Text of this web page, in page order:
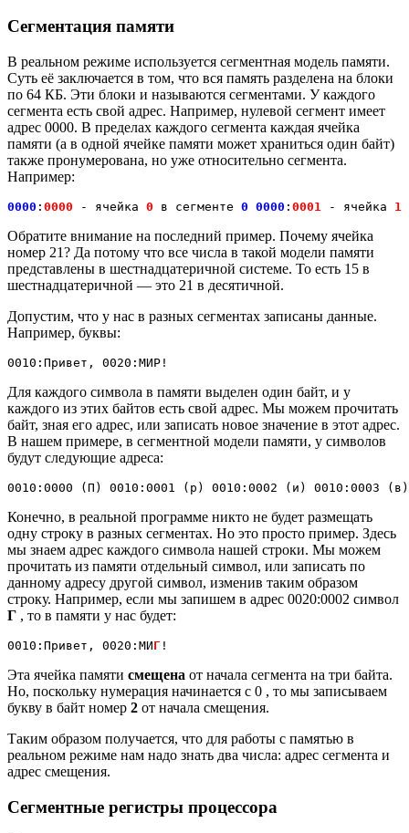
Сегментация памяти
В реальном режиме используется сегментная модель памяти.
Суть её заключается в том, что вся память разделена на блоки
по 64 КБ. Эти блоки и называются сегментами. У каждого
сегмента есть свой адрес. Например, нулевой сегмент имеет
адрес 0000. В пределах каждого сегмента каждая ячейка
памяти (а в одной ячейке памяти может храниться один байт)
также пронумерована, но уже относительно сегмента.
Например:
0000 : 0000 - ячейка 0 в сегменте 0 0000 : 0001 - ячейка 1
Обратите внимание на последний пример. Почему ячейка
номер 21? Да потому что все числа в такой модели памяти
представлены в шестнадцатеричной системе. То есть 15 в
шестнадцатеричной — это 21 в десятичной.
Допустим, что у нас в разных сегментах записаны данные.
Например, буквы:
0010:Привет, 0020:МИР!
Для каждого символа в памяти выделен один байт, и у
каждого из этих байтов есть свой адрес. Мы можем прочитать
байт, зная его адрес, или записать новое значение в этот адрес.
В нашем примере, в сегментной модели памяти, у символов
будут следующие адреса:
0010:0000 (П) 0010:0001 (р) 0010:0002 (и) 0010:0003
Конечно, в реальной программе никто не будет размещать
одну строку в разных сегментах. Но это просто пример. Здесь
мы знаем адрес каждого символа нашей строки. Мы можем
прочитать из памяти отдельный символ, или записать по
данному адресу другой символ, изменив таким образом
строку. Например, если мы запишем в адрес 0020:0002 символ
Г , то в памяти у нас будет:
0010:Привет, 0020:МИГ !
Эта ячейка памяти смещена от начала сегмента на три байта.
Но, поскольку нумерация начинается с 0 , то мы записываем
букву в байт номер 2 от начала смещения.
Таким образом получается, что для работы с памятью в
реальном режиме нам надо знать два числа: адрес сегмента и
адрес смещения.
Сегментные регистры процессора